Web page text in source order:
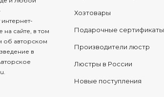
сайте, в том
об авторском
в
Хозтовары
Подарочные сертификаты
Производители люстр
Люстры в России
Новые поступления